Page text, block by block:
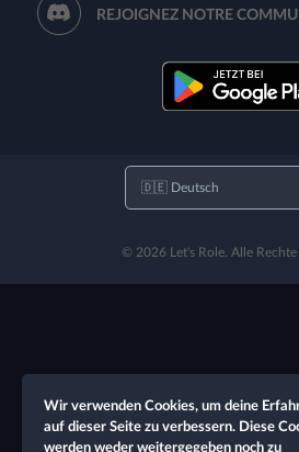
REJOIGNEZ NOTRE
© 2026 Let's Role. Alle
Wir verwenden Cookies, um deine
auf dieser Seite zu verbessern. Diese
werden weder weitergegeben noch zu